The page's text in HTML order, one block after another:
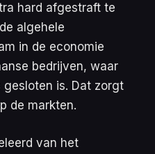
hard afgestraft te
algehele
in de economie
bedrijven, waar
is. Dat zorgt
de markten.
van het